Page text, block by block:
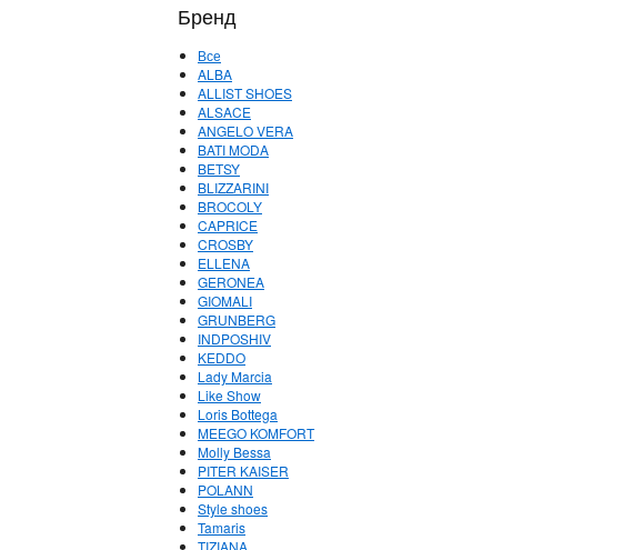
Бренд
Все
ALBA
ALLIST SHOES
ALSACE
ANGELO VERA
BATI MODA
BETSY
BLIZZARINI
BROCOLY
CAPRICE
CROSBY
ELLENA
GERONEA
GIOMALI
GRUNBERG
INDPOSHIV
KEDDO
Lady Marcia
Like Show
Loris Bottega
MEEGO KOMFORT
Molly Bessa
PITER KAISER
POLANN
Style shoes
Tamaris
TIZIANA